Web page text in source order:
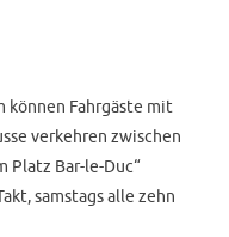
können Fahrgäste mit
verkehren zwischen
Platz Bar-le-Duc“
samstags alle zehn